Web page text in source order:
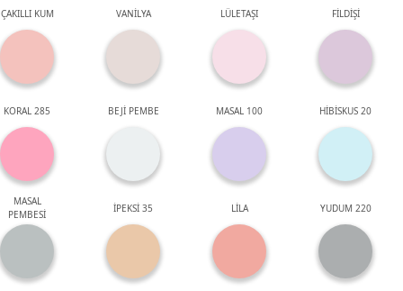
ÇAKILLI KUM VANİLYA LÜLETAŞI FİLDİŞİ
KORAL 285 BEJİ PEMBE MASAL 100 HİBİSKUS 20
MASAL
PEMBESİ
İPEKSİ 35 LİLA YUDUM 220